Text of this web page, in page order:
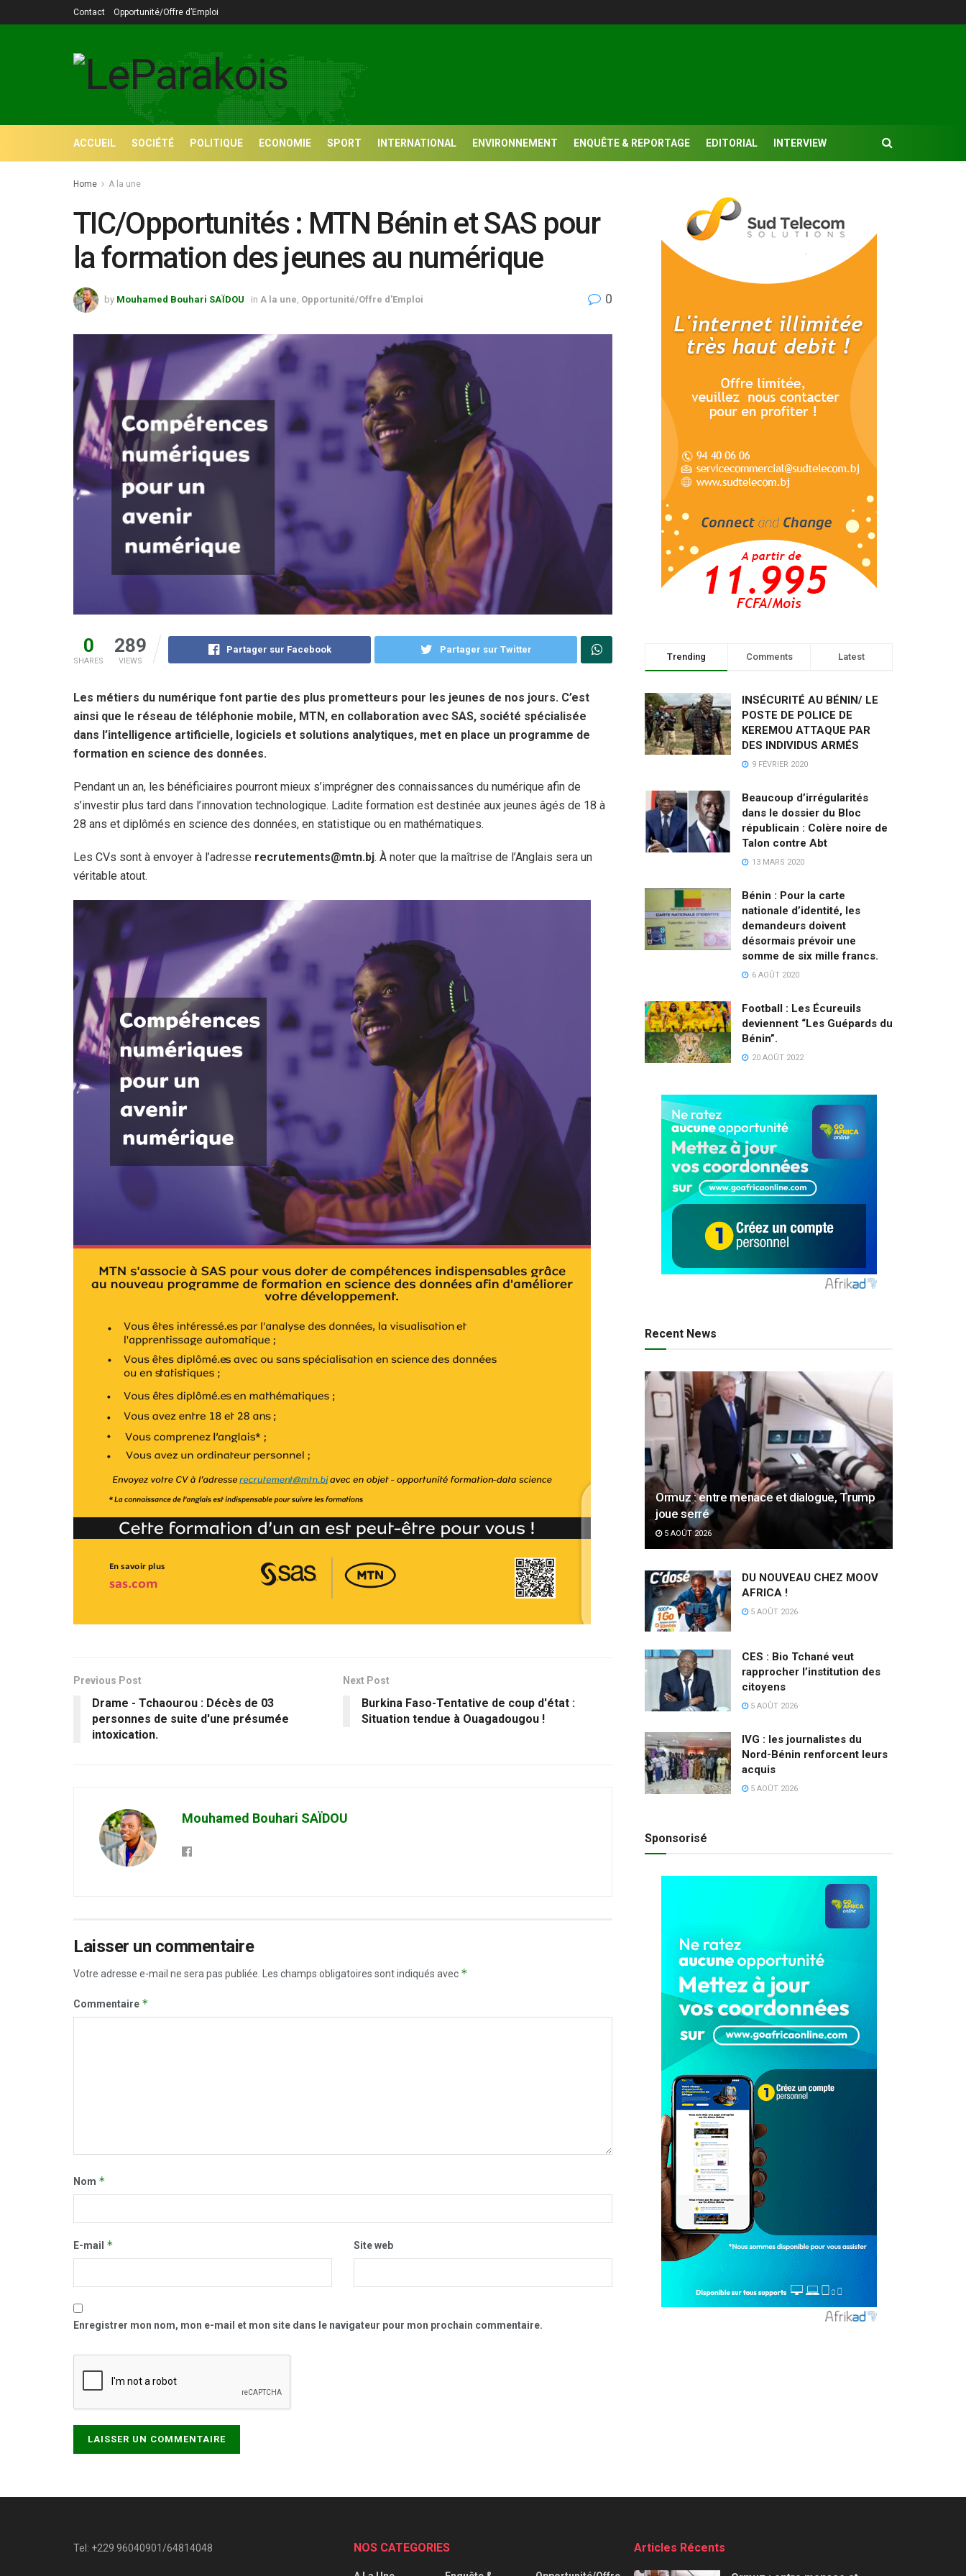
Contact Opportunité/Offre d’Emploi
ACCUEIL SOCIÉTÉ POLITIQUE ECONOMIE SPORT INTERNATIONAL ENVIRONNEMENT ENQUÊTE & REPORTAGE EDITORIAL INTERVIEW
Home A la une
TIC/Opportunités : MTN Bénin et SAS pour
la formation des jeunes au numérique
by Mouhamed Bouhari SAÏDOU in A la une Opportunité/Offre d'Emploi 0
0
SHARES
289
VIEWS
Partager sur Facebook Partager sur Twitter
Les métiers du numérique font partie des plus prometteurs pour les jeunes de nos jours. C’est
ainsi que le réseau de téléphonie mobile, MTN, en collaboration avec SAS, société spécialisée
dans l’intelligence artificielle, logiciels et solutions analytiques, met en place un programme de
formation en science des données.
Pendant un an, les bénéficiaires pourront mieux s’imprégner des connaissances du numérique afin de
s’investir plus tard dans l’innovation technologique. Ladite formation est destinée aux jeunes âgés de 18 à
28 ans et diplômés en science des données, en statistique ou en mathématiques.
Les CVs sont à envoyer à l’adresse recrutements@mtn.bj. À noter que la maîtrise de l’Anglais sera un
véritable atout.
Previous Post
Drame - Tchaourou : Décès de 03
personnes de suite d'une présumée
intoxication.
Next Post
Burkina Faso-Tentative de coup d'état :
Situation tendue à Ouagadougou !
Mouhamed Bouhari SAÏDOU
Laisser un commentaire
Votre adresse e-mail ne sera pas publiée. Les champs obligatoires sont indiqués avec *
Commentaire *
Nom *
E-mail * Site web
Enregistrer mon nom, mon e-mail et mon site dans le navigateur pour mon prochain commentaire.
Trending Comments Latest
INSÉCURITÉ AU BÉNIN/ LE
POSTE DE POLICE DE
KEREMOU ATTAQUE PAR
DES INDIVIDUS ARMÉS
9 FÉVRIER 2020
Beaucoup d’irrégularités
dans le dossier du Bloc
républicain : Colère noire de
Talon contre Abt
13 MARS 2020
Bénin : Pour la carte
nationale d’identité, les
demandeurs doivent
désormais prévoir une
somme de six mille francs.
6 AOÛT 2020
Football : Les Écureuils
deviennent “Les Guépards du
Bénin”.
20 AOÛT 2022
Recent News
Ormuz : entre menace et dialogue, Trump
joue serré
5 AOÛT 2026
DU NOUVEAU CHEZ MOOV
AFRICA !
5 AOÛT 2026
CES : Bio Tchané veut
rapprocher l’institution des
citoyens
5 AOÛT 2026
IVG : les journalistes du
Nord-Bénin renforcent leurs
acquis
5 AOÛT 2026
Sponsorisé
Tel: +229 96040901/64814048 NOS CATEGORIES Articles Récents